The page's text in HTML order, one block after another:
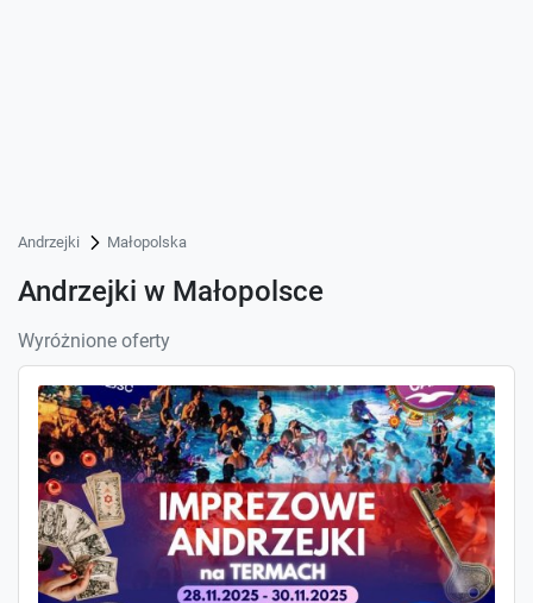
Andrzejki Małopolska
Andrzejki w Małopolsce
Wyróżnione oferty